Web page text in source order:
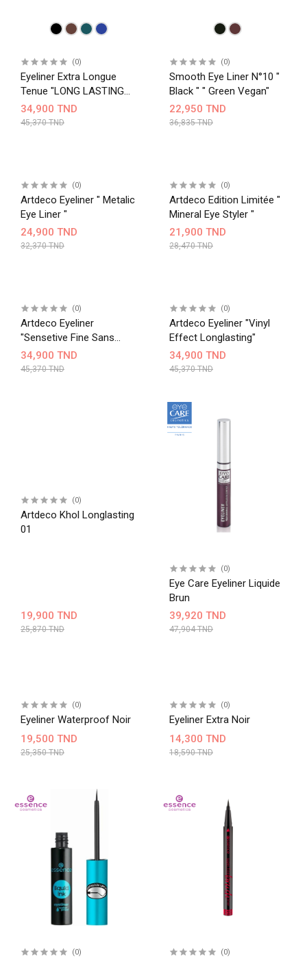
(0)
Eyeliner Extra Longue
Tenue "LONG LASTING
LIQUID LINER INTENSE"
N°01
34,900 TND
45,370 TND
(0)
Smooth Eye Liner N°10 "
Black " " Green Vegan"
22,950 TND
36,835 TND
(0)
Artdeco Eyeliner " Metalic
Eye Liner "
24,900 TND
32,370 TND
(0)
Artdeco Edition Limitée "
Mineral Eye Styler "
21,900 TND
28,470 TND
(0)
Artdeco Eyeliner
"Sensetive Fine Sans
Paraben"
34,900 TND
45,370 TND
(0)
Artdeco Eyeliner "Vinyl
Effect Longlasting"
34,900 TND
45,370 TND
(0)
Artdeco Khol Longlasting
01
19,900 TND
25,870 TND
(0)
Eye Care Eyeliner Liquide
Brun
39,920 TND
47,904 TND
(0)
Eyeliner Waterproof Noir
19,500 TND
25,350 TND
(0)
Eyeliner Extra Noir
14,300 TND
18,590 TND
(0) (0)